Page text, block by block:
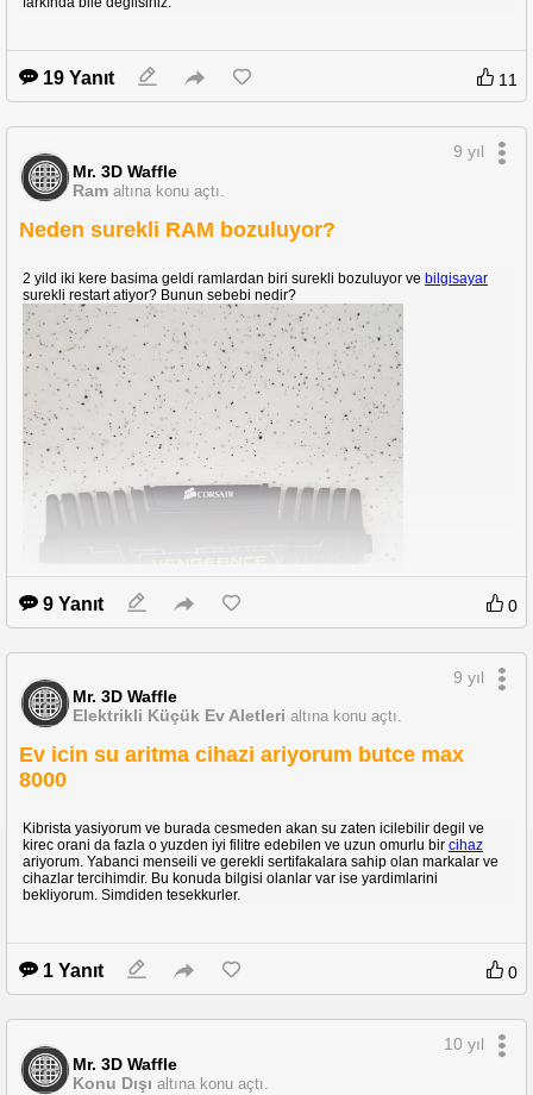
19 Yanıt 11
Mr. 3D Waffle
Ram altına konu açtı.
9 yıl
Neden surekli RAM bozuluyor?
2 yild iki kere basima geldi ramlardan biri surekli bozuluyor ve bilgisayar
surekli restart atiyor? Bunun sebebi nedir?
9 Yanıt 0
Mr. 3D Waffle
Elektrikli Küçük Ev Aletleri altına konu açtı.
9 yıl
Ev icin su aritma cihazi ariyorum butce max
8000
Kibrista yasiyorum ve burada cesmeden akan su zaten icilebilir degil ve
kirec orani da fazla o yuzden iyi filitre edebilen ve uzun omurlu bir cihaz
ariyorum. Yabanci menseili ve gerekli sertifakalara sahip olan markalar ve
cihazlar tercihimdir. Bu konuda bilgisi olanlar var ise yardimlarini
bekliyorum. Simdiden tesekkurler.
1 Yanıt 0
Mr. 3D Waffle
Konu Dışı altına konu açtı.
10 yıl